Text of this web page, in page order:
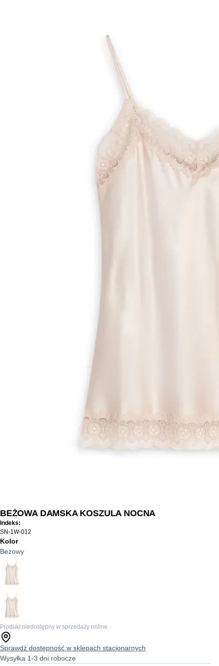
BEŻOWA DAMSKA KOSZULA NOCNA
Indeks:
SN-1W-012
Kolor
Beżowy
Produkt niedostępny w sprzedaży online
Sprawdź dostępność w sklepach stacjonarnych
Wysyłka 1-3 dni robocze